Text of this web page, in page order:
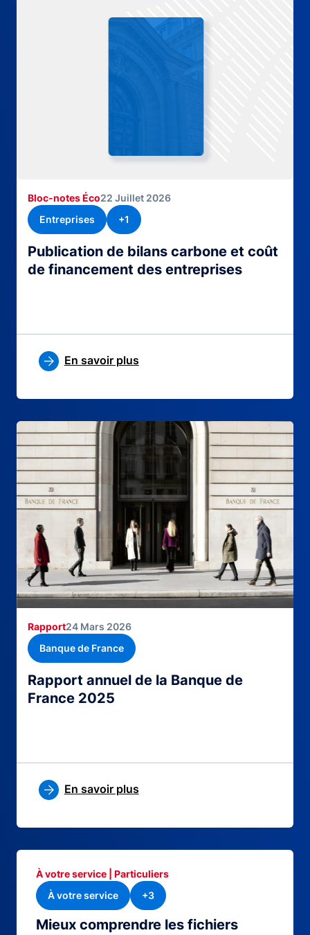
Publication de bilans carbone et coût
de financement des entreprises
Bloc-notes Éco22 Juillet 2026
Entreprises
+1
En savoir plus
Rapport annuel de la Banque de
France 2025
Rapport24 Mars 2026
Banque de France
En savoir plus
Mieux comprendre les fichiers
À votre service | Particuliers
À votre service
+3